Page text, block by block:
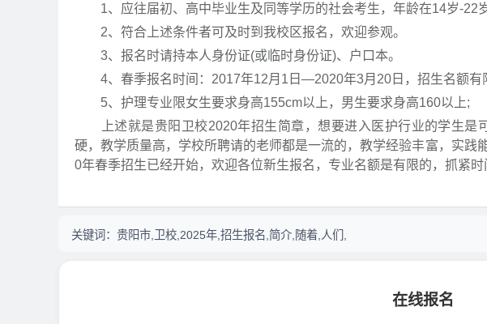
1、应往届初、高中毕业生及同等学历的社会考生，年龄在14岁-22岁
2、符合上述条件者可及时到我校区报名，欢迎参观。
3、报名时请持本人身份证(或临时身份证)、户口本。
4、春季报名时间：2017年12月1日—2020年3月20日，招生名额有
5、护理专业限女生要求身高155cm以上，男生要求身高160以上;
上述就是贵阳卫校2020年招生简章，想要进入医护行业的学生是
硬，教学质量高，学校所聘请的老师都是一流的，教学经验丰富，实践
0年春季招生已经开始，欢迎各位新生报名，专业名额是有限的，抓紧
关键词： 贵阳市,卫校,2025年,招生报名,简介,随着,人们,
在线报名